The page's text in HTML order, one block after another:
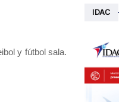
y fútbol sala.
IDAC